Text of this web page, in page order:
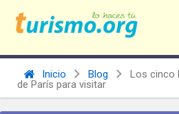
Inicio Blog
Los cinco
de París para visitar